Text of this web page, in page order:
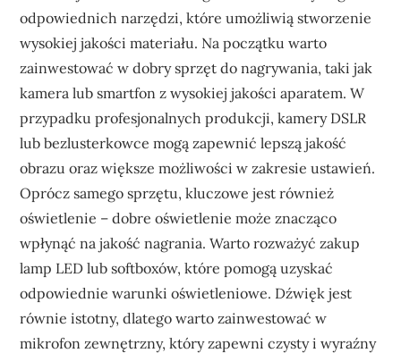
odpowiednich narzędzi, które umożliwią stworzenie
wysokiej jakości materiału. Na początku warto
zainwestować w dobry sprzęt do nagrywania, taki jak
kamera lub smartfon z wysokiej jakości aparatem. W
przypadku profesjonalnych produkcji, kamery DSLR
lub bezlusterkowce mogą zapewnić lepszą jakość
obrazu oraz większe możliwości w zakresie ustawień.
Oprócz samego sprzętu, kluczowe jest również
oświetlenie – dobre oświetlenie może znacząco
wpłynąć na jakość nagrania. Warto rozważyć zakup
lamp LED lub softboxów, które pomogą uzyskać
odpowiednie warunki oświetleniowe. Dźwięk jest
równie istotny, dlatego warto zainwestować w
mikrofon zewnętrzny, który zapewni czysty i wyraźny